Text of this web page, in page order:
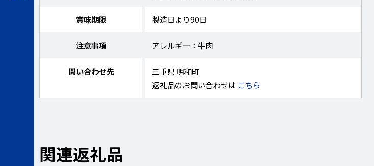
賞味期限 製造日より90日
注意事項 アレルギー：牛肉
問い合わせ先
三重県 明和町
返礼品のお問い合わせは こちら
関連返礼品